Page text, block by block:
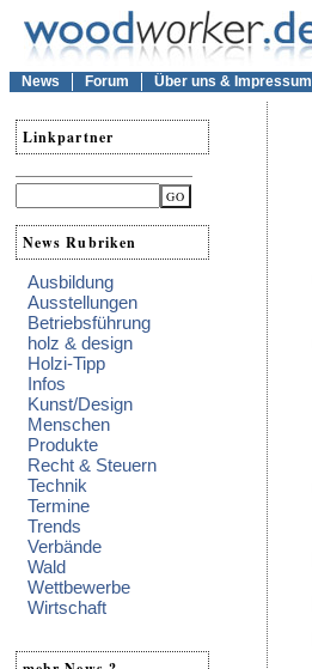
News Forum Über uns & Impressum
Linkpartner
News Rubriken
Ausbildung
Ausstellungen
Betriebsführung
holz & design
Holzi-Tipp
Infos
Kunst/Design
Menschen
Produkte
Recht & Steuern
Technik
Termine
Trends
Verbände
Wald
Wettbewerbe
Wirtschaft